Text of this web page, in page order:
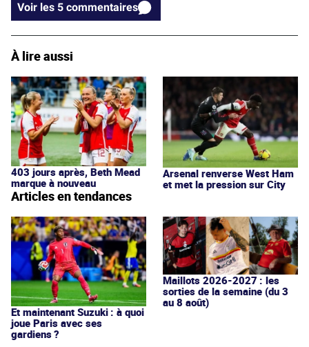
Voir les 5 commentaires
À lire aussi
403 jours après, Beth Mead
marque à nouveau
Arsenal renverse West Ham
et met la pression sur City
Articles en tendances
Et maintenant Suzuki : à quoi
joue Paris avec ses
gardiens ?
Maillots 2026-2027 : les
sorties de la semaine (du 3
au 8 août)